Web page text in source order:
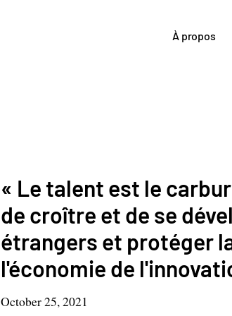
À propos
« Le talent est le
de croître et de se
étrangers et protéger
l'économie de
October 25, 2021